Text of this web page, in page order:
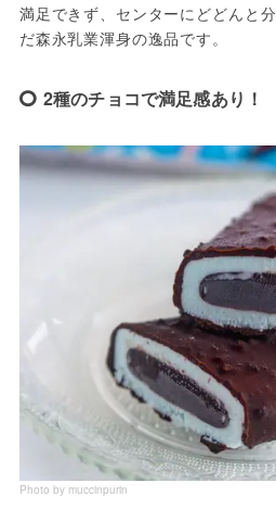
満足できず、センターにどどんと
だ森永乳業渾身の逸品です。
2種のチョコで満足感あり！
Photo by muccinpurin